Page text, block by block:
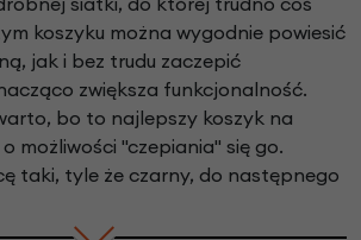
koszyku można wygodnie powiesić
jak i bez trudu zaczepić
zwiększa funkcjonalność.
bo to najlepszy koszyk na
możliwości "czepiania" się go.
taki, tyle że czarny, do następnego